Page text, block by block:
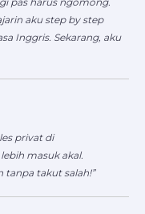
aku step by step
Inggris. Sekarang, aku
privat di
masuk akal.
tanpa takut salah!”